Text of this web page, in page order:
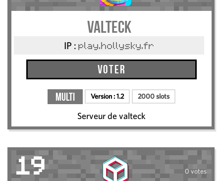
valteck
IP : play.hollysky.fr
Voter
Multi Version :1.2 2000 slots
Serveur de valteck
19 0 votes